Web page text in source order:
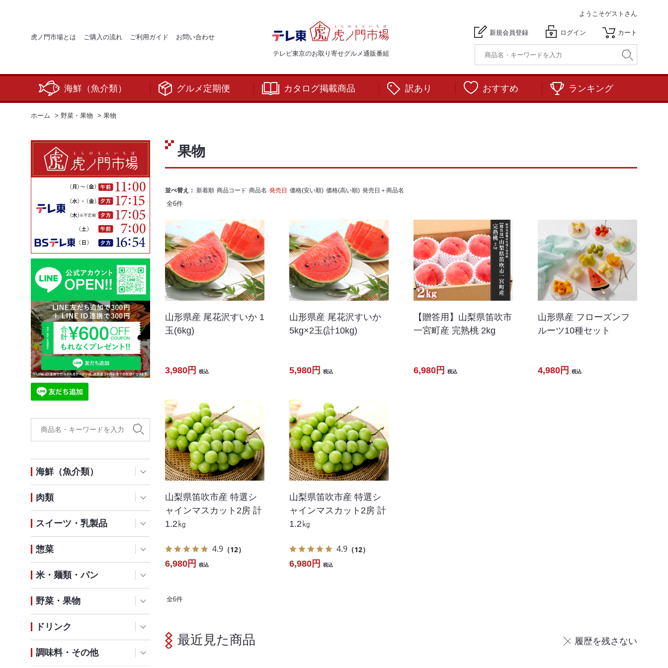
虎ノ門市場とは ご購入の流れ ご利用ガイド お問い合わせ
テレビ東京のお取り寄せグルメ通販番組
ようこそゲストさん
新規会員登録 ログイン カート
海鮮（魚介類） グルメ定期便 カタログ掲載商品 訳あり おすすめ ランキング
ホーム > 野菜・果物 > 果物
海鮮（魚介類）
肉類
スイーツ・乳製品
惣菜
米・麺類・パン
野菜・果物
ドリンク
調味料・その他
果物
並べ替え： 新着順 商品コード 商品名 発売日 価格(安い順) 価格(高い順) 発売日＋商品名
全6件
山形県産 尾花沢すいか 1
玉(6kg)
3,980円 税込
山形県産 尾花沢すいか
5kg×2玉(計10kg)
5,980円 税込
【贈答用】山梨県笛吹市
一宮町産 完熟桃 2kg
6,980円 税込
山形県産 フローズンフ
ルーツ10種セット
4,980円 税込
山梨県笛吹市産 特選シ
ャインマスカット2房 計
1.2㎏
4.9 （12）
6,980円 税込
山梨県笛吹市産 特選シ
ャインマスカット2房 計
1.2㎏
4.9 （12）
6,980円 税込
全6件
最近見た商品 履歴を残さない